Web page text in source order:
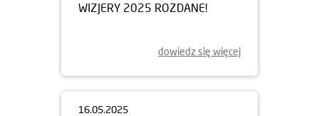
WIZJERY 2025 ROZDANE!
dowiedz się więcej